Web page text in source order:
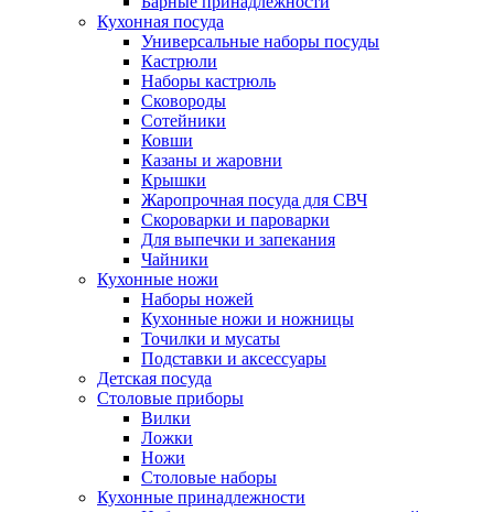
Кухонная посуда
Универсальные наборы посуды
Кастрюли
Наборы кастрюль
Сковороды
Сотейники
Ковши
Казаны и жаровни
Крышки
Жаропрочная посуда для СВЧ
Скороварки и пароварки
Для выпечки и запекания
Чайники
Кухонные ножи
Наборы ножей
Кухонные ножи и ножницы
Точилки и мусаты
Подставки и аксессуары
Детская посуда
Столовые приборы
Вилки
Ложки
Ножи
Столовые наборы
Кухонные принадлежности